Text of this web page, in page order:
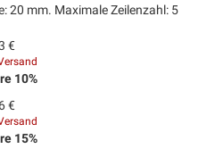
20 mm. Maximale Zeilenzahl: 5
€
10%
€
15%